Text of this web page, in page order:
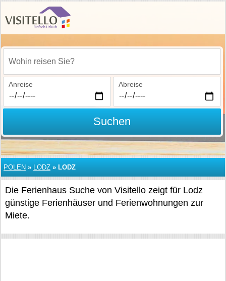
Wohin reisen Sie?
Anreise Abreise
Suchen
POLEN » LODZ » LODZ
Die Ferienhaus Suche von Visitello zeigt für Lodz
günstige Ferienhäuser und Ferienwohnungen zur
Miete.